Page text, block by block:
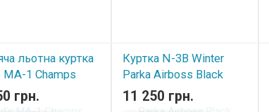
льотна куртка
MA-1 Champs
with hoodie
грн.
Куртка N-3B Winter
Parka Airboss Black
В наличии
11 250 грн.